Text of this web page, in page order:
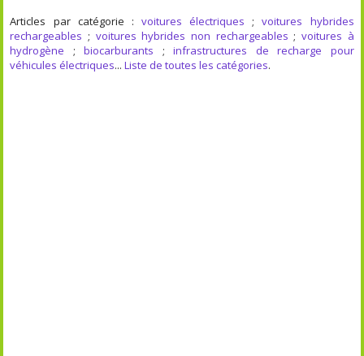
Articles par catégorie : voitures électriques ;voitures hybrides
rechargeables ; voitures hybrides non rechargeables ; voitures à
hydrogène ;biocarburants ;infrastructures de recharge pour
véhicules électriques...Liste de toutes les catégories.